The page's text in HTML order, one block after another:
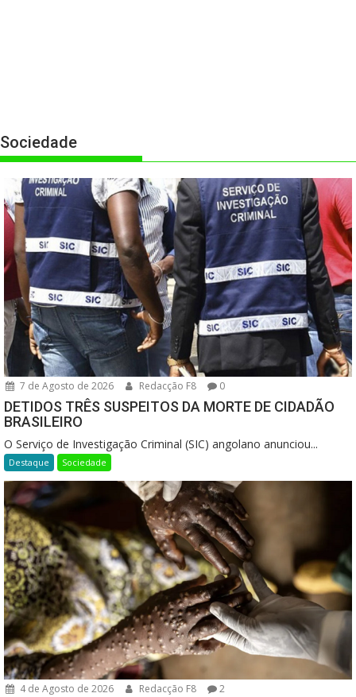
Sociedade
7 de Agosto de 2026 Redacção F8 0
DETIDOS TRÊS SUSPEITOS DA MORTE DE CIDADÃO
BRASILEIRO
O Serviço de Investigação Criminal (SIC) angolano anunciou...
Destaque Sociedade
4 de Agosto de 2026 Redacção F8 2